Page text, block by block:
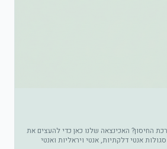
החיסון? האכינצאה שלנו כאן כדי להעצים את
אנטי דלקתיות, אנטי ויראליות ואנטי